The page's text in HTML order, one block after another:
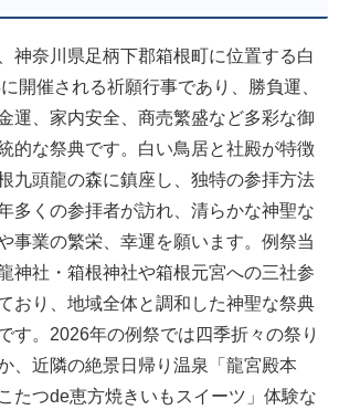
神奈川県足柄下郡箱根町に位置する白
開催される祈願行事であり、勝負運、
運、家内安全、商売繁盛など多彩な御
的な祭典です。白い鳥居と社殿が特徴
九頭龍の森に鎮座し、独特の参拝方法
多くの参拝者が訪れ、清らかな神聖な
事業の繁栄、幸運を願います。例祭当
神社・箱根神社や箱根元宮への三社参
おり、地域全体と調和した神聖な祭典
す。2026年の例祭では四季折々の祭り
、近隣の絶景日帰り温泉「龍宮殿本
たつde恵方焼きいもスイーツ」体験な